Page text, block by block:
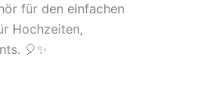
für den einfachen
Hochzeiten,
🎈✨